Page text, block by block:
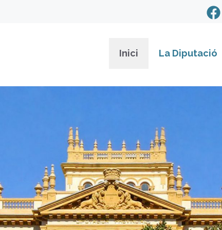
Inici La Diputació